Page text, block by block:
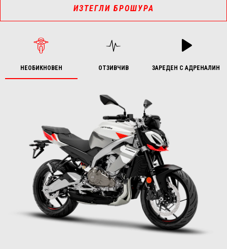
ИЗТЕГЛИ БРОШУРА
НЕОБИКНОВЕН ОТЗИВЧИВ ЗАРЕДЕН С АДРЕНАЛИН